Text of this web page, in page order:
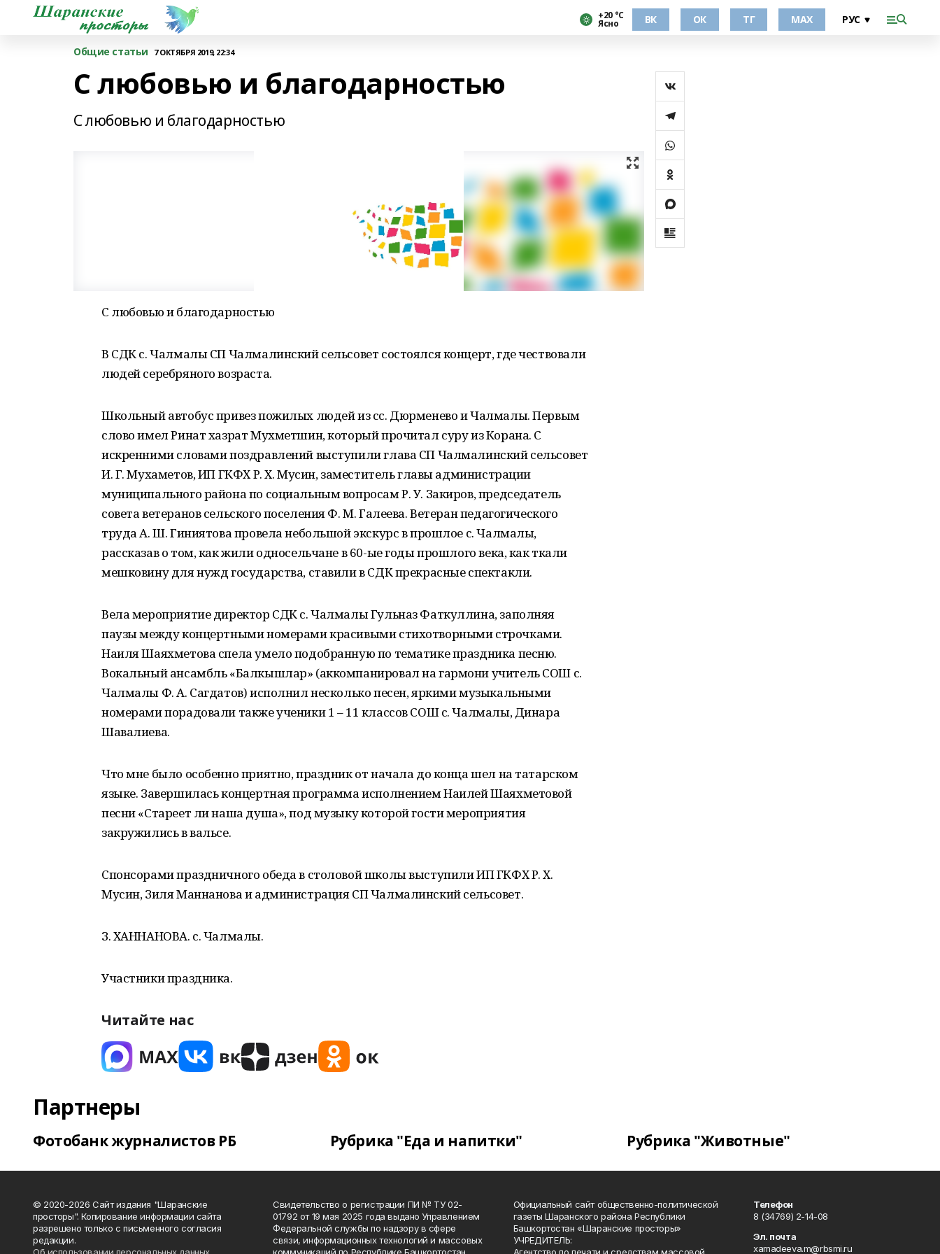
+20 °С
Ясно ВК ОК ТГ МАХ
Общие статьи 7 ОКТЯБРЯ 2019, 22:34
С любовью и благодарностью
С любовью и благодарностью
С любовью и благодарностью
В СДК с. Чалмалы СП Чалмалинский сельсовет состоялся концерт, где чествовали
людей серебряного возраста.
Школьный автобус привез пожилых людей из сс. Дюрменево и Чалмалы. Первым
слово имел Ринат хазрат Мухметшин, который прочитал суру из Корана. С
искренними словами поздравлений выступили глава СП Чалмалинский сельсовет
И. Г. Мухаметов, ИП ГКФХ Р. Х. Мусин, заместитель главы администрации
муниципального района по социальным вопросам Р. У. Закиров, председатель
совета ветеранов сельского поселения Ф. М. Галеева. Ветеран педагогического
труда А. Ш. Гиниятова провела небольшой экскурс в прошлое с. Чалмалы,
рассказав о том, как жили односельчане в 60-ые годы прошлого века, как ткали
мешковину для нужд государства, ставили в СДК прекрасные спектакли.
Вела мероприятие директор СДК с. Чалмалы Гульназ Фаткуллина, заполняя
паузы между концертными номерами красивыми стихотворными строчками.
Наиля Шаяхметова спела умело подобранную по тематике праздника песню.
Вокальный ансамбль «Балкышлар» (аккомпанировал на гармони учитель СОШ с.
Чалмалы Ф. А. Сагдатов) исполнил несколько песен, яркими музыкальными
номерами порадовали также ученики 1 – 11 классов СОШ с. Чалмалы, Динара
Шавалиева.
Что мне было особенно приятно, праздник от начала до конца шел на татарском
языке. Завершилась концертная программа исполнением Наилей Шаяхметовой
песни «Стареет ли наша душа», под музыку которой гости мероприятия
закружились в вальсе.
Спонсорами праздничного обеда в столовой школы выступили ИП ГКФХ Р. Х.
Мусин, Зиля Маннанова и администрация СП Чалмалинский сельсовет.
З. ХАННАНОВА. с. Чалмалы.
Участники праздника.
Читайте нас
Партнеры
Фотобанк журналистов РБ Рубрика "Еда и напитки" Рубрика "Животные"
© 2020-2026 Сайт издания "Шаранские
просторы". Копирование информации сайта
разрешено только с письменного согласия
редакции.
Свидетельство о регистрации ПИ № ТУ 02-
01792 от 19 мая 2025 года выдано Управлением
Федеральной службы по надзору в сфере
связи, информационных технологий и массовых
Официальный сайт общественно-политической
газеты Шаранского района Республики
Башкортостан «Шаранские просторы»
УЧРЕДИТЕЛЬ:
Телефон
8 (34769) 2-14-08
Эл. почта
xamadeeva.m@rbsmi.ru